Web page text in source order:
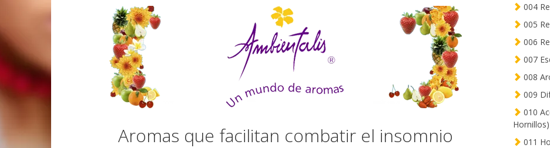
Aromas que facilitan combatir el insomnio
004
005
006
007
008
009
010
Hornillos)
011